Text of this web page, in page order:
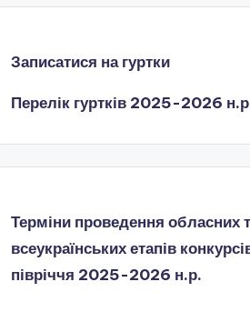
Записатися на гуртки
Перелік гуртків 2025-2026
Терміни проведення обласних
всеукраїнських етапів
півріччя 2025-2026 н.р.